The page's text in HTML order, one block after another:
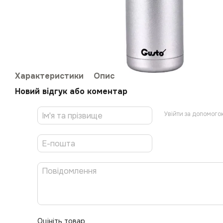
Характеристики
Опис
Новий відгук або коментар
Увійти за
Оцініть товар